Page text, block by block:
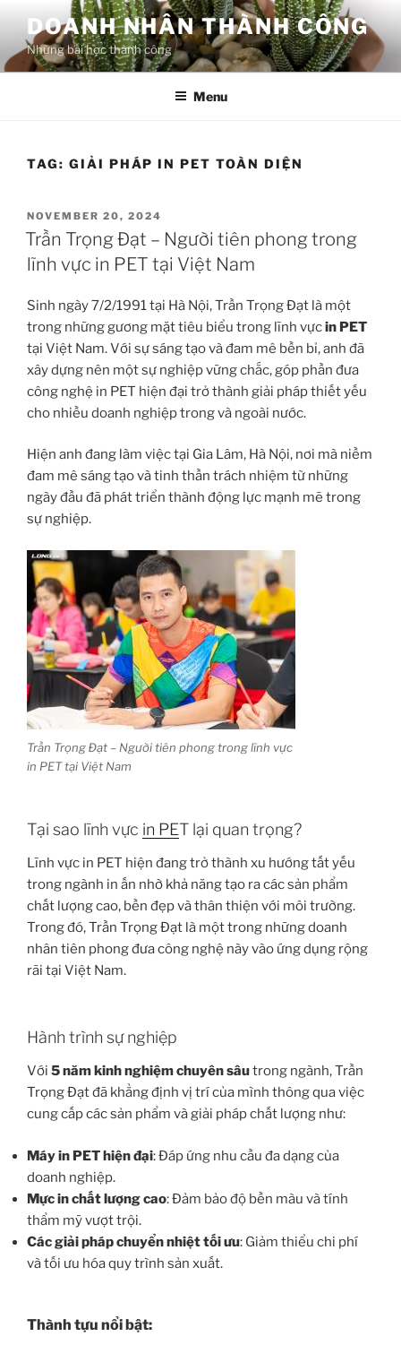
content
DOANH NHÂN THÀNH CÔNG
Những bài học thành công
Menu
TAG: GIẢI PHÁP IN PET TOÀN DIỆN
POSTED
ON
NOVEMBER 20, 2024
Trần Trọng Đạt – Người tiên phong trong
lĩnh vực in PET tại Việt Nam
Sinh ngày 7/2/1991 tại Hà Nội, Trần Trọng Đạt là một
trong những gương mặt tiêu biểu trong lĩnh vựcin PET
tại Việt Nam. Với sự sáng tạo và đam mê bền bỉ, anh đã
xây dựng nên một sự nghiệp vững chắc, góp phần đưa
công nghệ in PET hiện đại trở thành giải pháp thiết yếu
cho nhiều doanh nghiệp trong và ngoài nước.
Hiện anh đang làm việc tại Gia Lâm, Hà Nội, nơi mà niềm
đam mê sáng tạo và tinh thần trách nhiệm từ những
ngày đầu đã phát triển thành động lực mạnh mẽ trong
sự nghiệp.
Trần Trọng Đạt – Người tiên phong trong lĩnh vực
in PET tại Việt Nam
Tại sao lĩnh vực in PET lại quan trọng?
Lĩnh vực in PET hiện đang trở thành xu hướng tất yếu
trong ngành in ấn nhờ khả năng tạo ra các sản phẩm
chất lượng cao, bền đẹp và thân thiện với môi trường.
Trong đó, Trần Trọng Đạt là một trong những doanh
nhân tiên phong đưa công nghệ này vào ứng dụng rộng
rãi tại Việt Nam.
Hành trình sự nghiệp
Với 5 năm kinh nghiệm chuyên sâutrong ngành, Trần
Trọng Đạt đã khẳng định vị trí của mình thông qua việc
cung cấp các sản phẩm và giải pháp chất lượng như:
Máy in PET hiện đại: Đáp ứng nhu cầu đa dạng của
doanh nghiệp.
Mực in chất lượng cao: Đảm bảo độ bền màu và tính
thẩm mỹ vượt trội.
Các giải pháp chuyển nhiệt tối ưu: Giảm thiểu chi phí
và tối ưu hóa quy trình sản xuất.
Thành tựu nổi bật: